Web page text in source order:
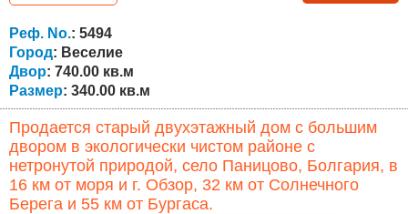
подвала находится бытовая комната типа таверна с
камином и обособленная кухонная часть, бойлер /
вместимость 300 л./ с солнечными...
Реф. No.: 5494
Город: Веселие
Двор: 740.00 кв.м
Размер: 340.00 кв.м
Продается старый двухэтажный дом с большим
двором в экологически чистом районе с
нетронутой природой, село Паницово, Болгария, в
16 км от моря и г. Обзор, 32 км от Солнечного
Берега и 55 км от Бургаса.